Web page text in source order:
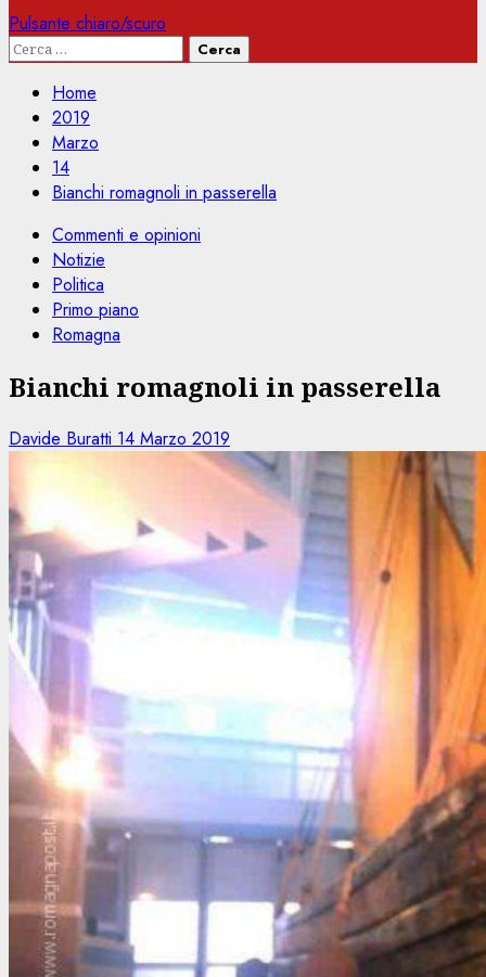
Pulsante chiaro/scuro
Ricerca
Home
2019
Marzo
14
Bianchi romagnoli in passerella
Commenti e opinioni
Notizie
Politica
Primo piano
Romagna
Bianchi romagnoli in passerella
Davide Buratti 14 Marzo 2019